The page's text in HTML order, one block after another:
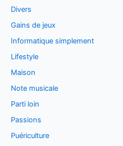
Divers
Gains de jeux
Informatique simplement
Lifestyle
Maison
Note musicale
Parti loin
Passions
Puériculture